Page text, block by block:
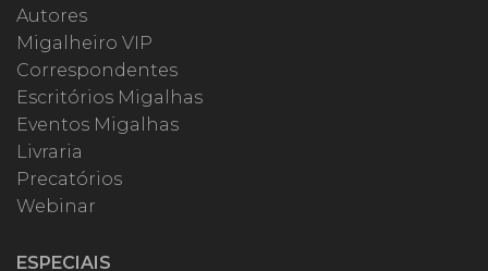
Autores
Migalheiro VIP
Correspondentes
Escritórios Migalhas
Eventos Migalhas
Livraria
Precatórios
Webinar
ESPECIAIS